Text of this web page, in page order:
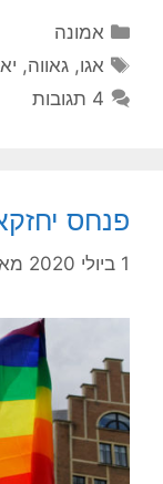
קטגוריות
אמונה
תגיות
אגו,גאווה,
4 תגובות
פנחס
1 ביולי 2020